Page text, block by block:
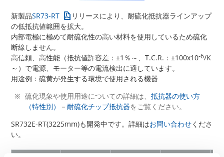
新製品SR73-RT
リリースにより、耐硫化抵抗器ラインアップ
の低抵抗値範囲を拡大。
内部電極に極めて耐硫化性の高い材料を使用しているため硫化
断線しません。
高信頼、高性能（抵抗値許容差：±1％～、T.C.R.：±100x10-6/K
～）で電源、モーター等の電流検出に適しています。
用途例：硫黄が発生する環境で使用される機器
硫化現象や使用用途についての詳細は、抵抗器の使い方
（特性別）
－耐硫化チップ抵抗器をご覧ください。
SR732E-RT(3225mm)も開発中です。詳細はお問い合わせくださ
い。